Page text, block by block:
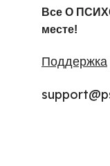
Все О
месте!
Поддержка